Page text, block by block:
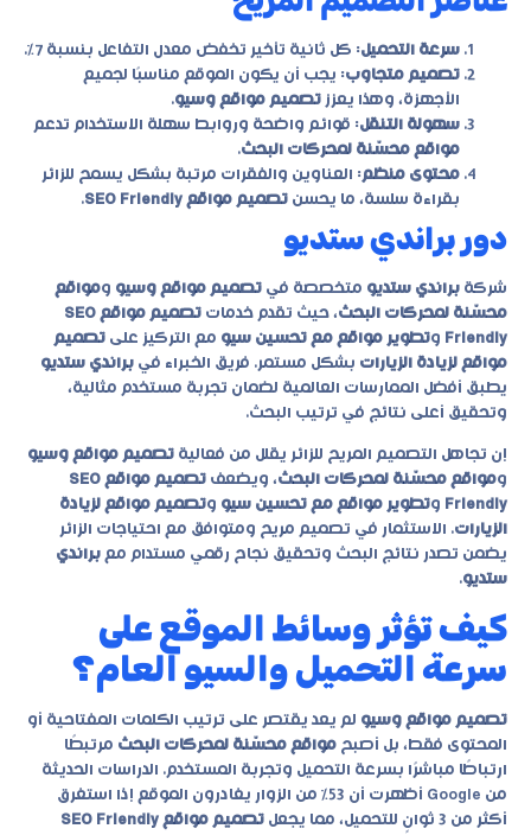
سرعة التحميل: كل ثانية تأخير تخفض معدل التفاعل بنسبة 7%.
تصميم متجاوب: يجب أن يكون الموقع مناسبًا لجميع
الأجهزة، وهذا يعزز تصميم مواقع وسيو.
سهولة التنقل: قوائم واضحة وروابط سهلة الاستخدام تدعم
مواقع محسّنة لمحركات البحث.
محتوى منظم: العناوين والفقرات مرتبة بشكل يسمح للزائر
بقراءة سلسة، ما يحسن تصميم مواقع SEO Friendly .
دور براندي ستديو
شركة براندي ستديو متخصصة في تصميم مواقع وسيو ومواقع
محسّنة لمحركات البحث، حيث تقدم خدمات
تصميم مواقع SEO
Friendly وتطوير مواقع مع تحسين سيو مع التركيز على تصميم
مواقع لزيادة الزيارات بشكل مستمر. فريق الخبراء في براندي ستديو
يطبق أفضل الممارسات العالمية لضمان تجربة مستخدم مثالية،
وتحقيق أعلى نتائج في ترتيب البحث.
إن تجاهل التصميم المريح للزائر يقلل من فعالية تصميم مواقع وسيو
ومواقع محسّنة لمحركات البحث، ويضعف
تصميم مواقع SEO
Friendly وتطوير مواقع مع تحسين سيو وتصميم مواقع لزيادة
الزيارات. الاستثمار في تصميم مريح ومتوافق مع احتياجات الزائر
يضمن تصدر نتائج البحث وتحقيق نجاح رقمي مستدام مع براندي
ستديو.
كيف تؤثر وسائط الموقع على
سرعة التحميل والسيو العام؟
تصميم مواقع وسيو لم يعد يقتصر على ترتيب الكلمات المفتاحية أو
المحتوى فقط، بل أصبح مواقع محسّنة لمحركات البحث مرتبطًا
ارتباطًا مباشرًا بسرعة التحميل وتجربة المستخدم. الدراسات الحديثة
من Google أظهرت أن 53% من الزوار يغادرون الموقع إذا استغرق
أكثر من 3 ثوانٍ للتحميل، مما يجعل
تصميم مواقع SEO Friendly